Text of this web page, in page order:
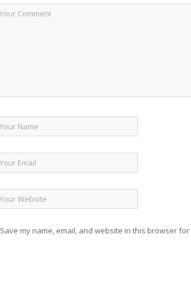
Save my name, email, and website in this browser